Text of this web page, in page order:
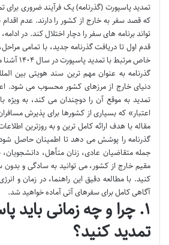
تمدید پاسپورت (گذرنامه) یک فرآیند ضروری برای
که قصد سفر به خارج از کشور را دارند. عدم
تواند برنامه های سفر را دچار اختلال کند. در
قدم اول تا دریافت گذرنامه جدید، با تمامی
خاص مرتبط با تمدید پاسپورت در سال ۱۴۰۴ آشنا می کند.
گذرنامه به عنوان مهم ترین سند هویتی بین
دنیای خارج از مرزهای کشور محسوب می شود.
تمدید به موقع آن را دوچندان می کند، به
اعتبار» که بسیاری از کشورها برای پذیرش
مقاله با هدف ارائه کامل ترین و به روزترین
گذرنامه را پوشش می دهد تا اطمینان حاصل
جمله متقاضیان عادی، زنان متأهل، دانشجویان،
مقیم خارج از کشور، می توانید به سادگی و بدون
کنید. با مطالعه دقیق این راهنما، در زمان و
آگاهی کامل برای سفرهای آتی آماده خواهید شد.
۱. چرا و چه زمانی باید
تمدید کنید؟